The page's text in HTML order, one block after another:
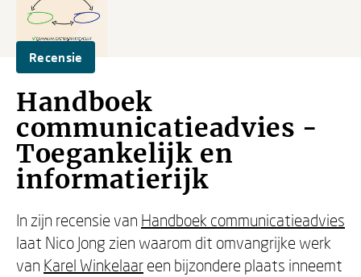
Recensie
Handboek
communicatieadvies -
Toegankelijk en
informatierijk
In zijn recensie van Handboek communicatieadvies
laat Nico Jong zien waarom dit omvangrijke werk
van Karel Winkelaar een bijzondere plaats inneemt